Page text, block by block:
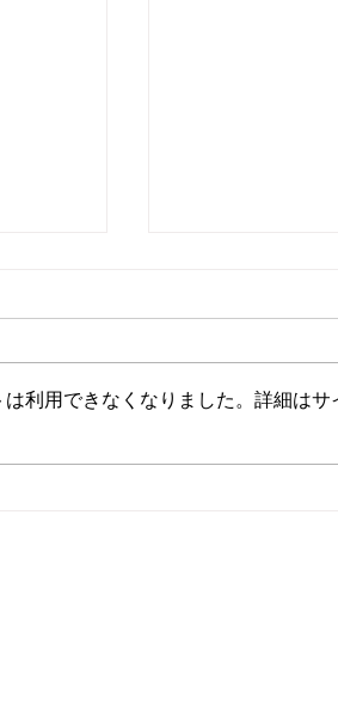
2/26 今日の献
利用できなくなりました。詳細は